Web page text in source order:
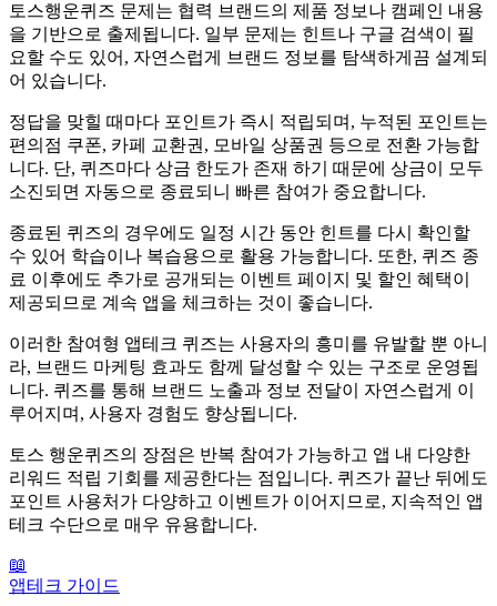
토스행운퀴즈 문제는 협력 브랜드의 제품 정보나 캠페인 내용
을 기반으로 출제됩니다. 일부 문제는 힌트나 구글 검색이 필
요할 수도 있어, 자연스럽게 브랜드 정보를 탐색하게끔 설계되
어 있습니다.
정답을 맞힐 때마다 포인트가 즉시 적립되며, 누적된 포인트는
편의점 쿠폰, 카페 교환권, 모바일 상품권 등으로 전환 가능합
니다. 단, 퀴즈마다 상금 한도가 존재 하기 때문에 상금이 모두
소진되면 자동으로 종료되니 빠른 참여가 중요합니다.
종료된 퀴즈의 경우에도 일정 시간 동안 힌트를 다시 확인할
수 있어 학습이나 복습용으로 활용 가능합니다. 또한, 퀴즈 종
료 이후에도 추가로 공개되는 이벤트 페이지 및 할인 혜택이
제공되므로 계속 앱을 체크하는 것이 좋습니다.
이러한 참여형 앱테크 퀴즈는 사용자의 흥미를 유발할 뿐 아니
라, 브랜드 마케팅 효과도 함께 달성할 수 있는 구조로 운영됩
니다. 퀴즈를 통해 브랜드 노출과 정보 전달이 자연스럽게 이
루어지며, 사용자 경험도 향상됩니다.
토스 행운퀴즈의 장점은 반복 참여가 가능하고 앱 내 다양한
리워드 적립 기회를 제공한다는 점입니다. 퀴즈가 끝난 뒤에도
포인트 사용처가 다양하고 이벤트가 이어지므로, 지속적인 앱
테크 수단으로 매우 유용합니다.
📖
앱테크 가이드